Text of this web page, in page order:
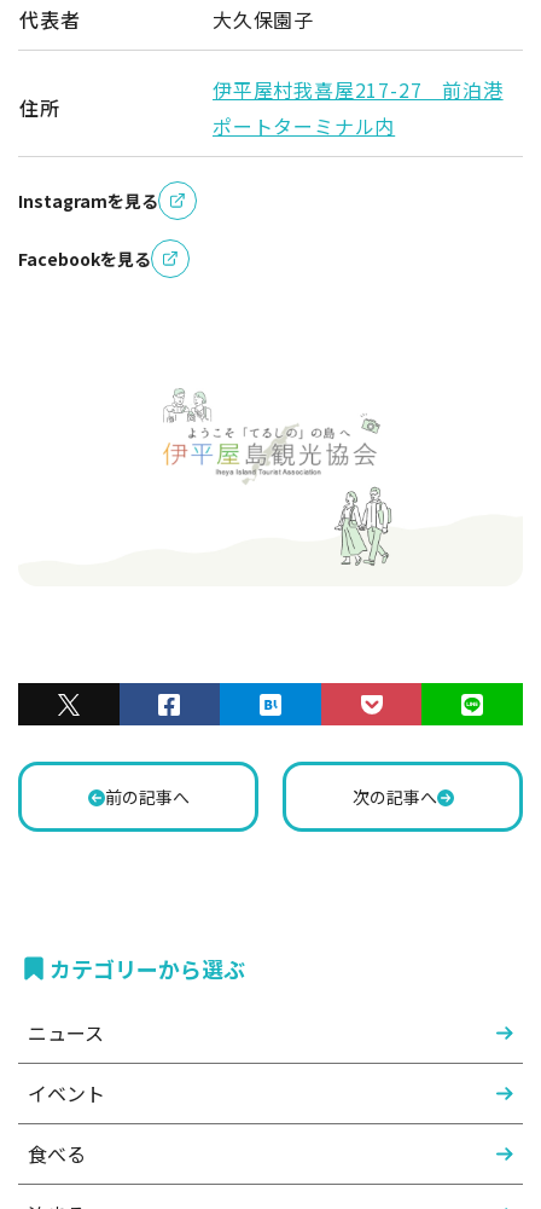
代表者
大久保園子
住所
伊平屋村我喜屋217-27 前泊港
ポートターミナル内
Instagramを見る
Facebookを見る
前の記事へ 次の記事へ
カテゴリーから選ぶ
ニュース
イベント
食べる